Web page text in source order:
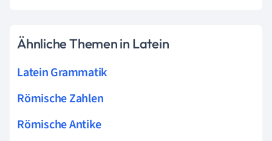
Ähnliche Themen in Latein
Latein Grammatik
Römische Zahlen
Römische Antike